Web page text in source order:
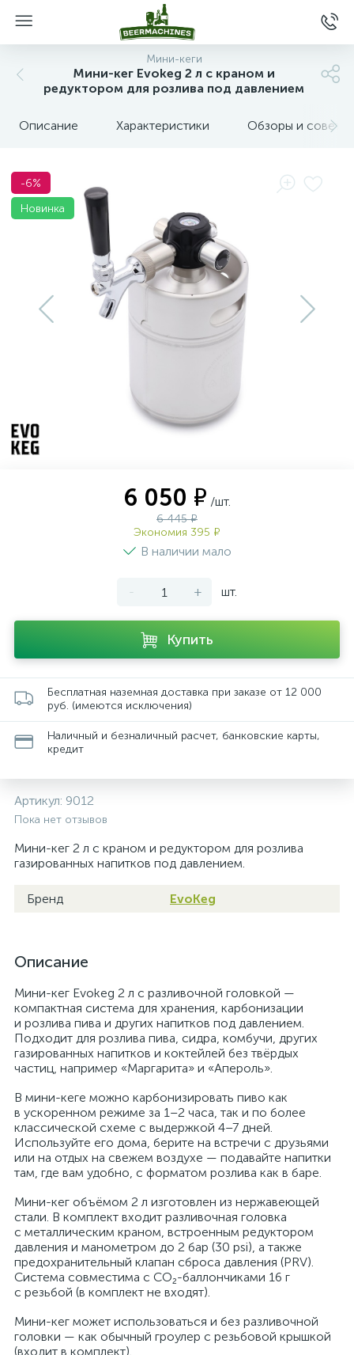
Мини-кеги
Мини-кег Evokeg 2 л с краном и
редуктором для розлива под давлением
Описание Характеристики Обзоры и советы
-6%
Новинка
6 050 ₽ /шт.
6 445 ₽
Экономия 395 ₽
В наличии мало
- + шт.
Купить
Бесплатная наземная доставка при заказе от 12 000
руб. (имеются исключения)
Наличный и безналичный расчет, банковские карты,
кредит
Артикул: 9012
Пока нет отзывов
Мини-кег 2 л с краном и редуктором для розлива
газированных напитков под давлением.
Бренд EvoKeg
Описание
Мини-кег Evokeg 2 л с разливочной головкой —
компактная система для хранения, карбонизации
и розлива пива и других напитков под давлением.
Подходит для розлива пива, сидра, комбучи, других
газированных напитков и коктейлей без твёрдых
частиц, например «Маргарита» и «Апероль».
В мини-кеге можно карбонизировать пиво как
в ускоренном режиме за 1–2 часа, так и по более
классической схеме с выдержкой 4–7 дней.
Используйте его дома, берите на встречи с друзьями
или на отдых на свежем воздухе — подавайте напитки
там, где вам удобно, с форматом розлива как в баре.
Мини-кег объёмом 2 л изготовлен из нержавеющей
стали. В комплект входит разливочная головка
с металлическим краном, встроенным редуктором
давления и манометром до 2 бар (30 psi), а также
предохранительный клапан сброса давления (PRV).
Система совместима с CO₂-баллончиками 16 г
с резьбой (в комплект не входят).
Мини-кег может использоваться и без разливочной
головки — как обычный гроулер с резьбовой крышкой
(входит в комплект).